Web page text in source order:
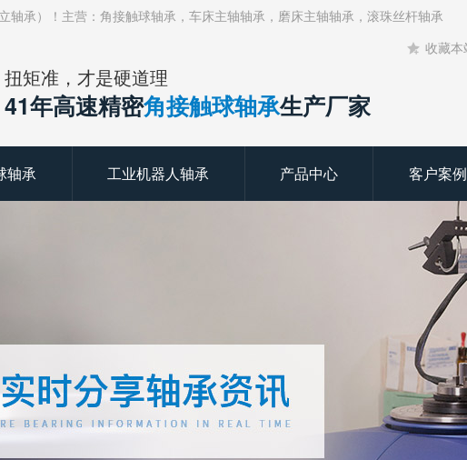
轴承）！主营：角接触球轴承，车床主轴轴承，磨床主轴轴承，滚珠丝杆轴承
收藏本
扭矩准，才是硬道理
41年高速精密角接触球轴承生产厂家
轴承 工业机器人轴承 产品中心 客户案例